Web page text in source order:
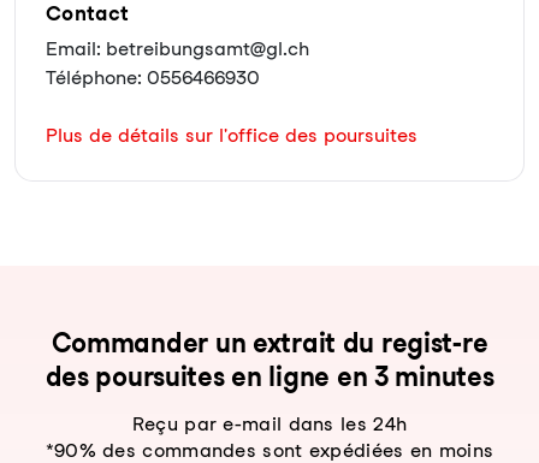
Contact
Email: betreibungsamt@gl.ch
Téléphone: 0556466930
Plus de détails sur l'office des poursuites
Com­man­der un ex­trait du re­gist-re
des pour­sui­tes en li­gne en 3 mi­nu­tes
Reçu par e-mail dans les 24h
*90% des commandes sont expédiées en moins